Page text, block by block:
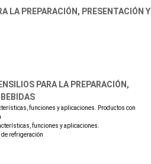
LA PREPARACIÓN, PRESENTACIÓN Y
PARA LA PREPARACIÓN,
funciones y aplicaciones. Productos con
funciones y aplicaciones.
refrigeración